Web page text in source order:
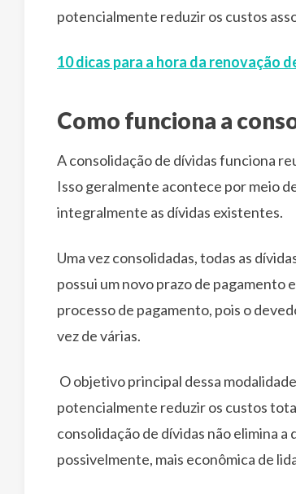
potencialmente reduzir os custos
10 dicas para a hora da renovação
Como funciona a
A consolidação de dívidas funciona
Isso geralmente acontece por meio
integralmente as dívidas existentes.
Uma vez consolidadas, todas as
possui um novo prazo de pagamento
processo de pagamento, pois o
vez de várias.
O objetivo principal dessa
potencialmente reduzir os custos
consolidação de dívidas não elimina a
possivelmente, mais econômica de